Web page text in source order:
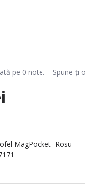
MagPocket -Rosu
pe 0 note. - Spune-ţi